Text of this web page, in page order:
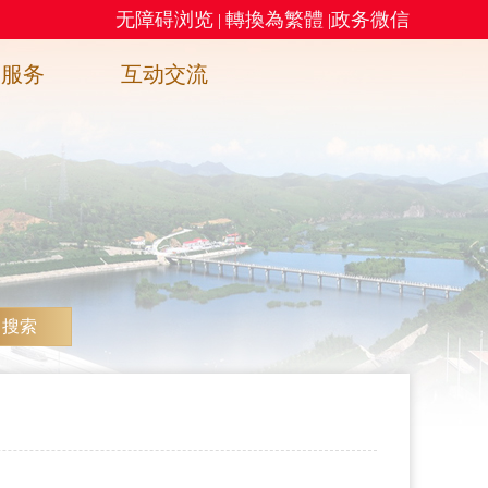
无障碍浏览 | 轉換為繁體 |政务微信
务 互动交流
搜索